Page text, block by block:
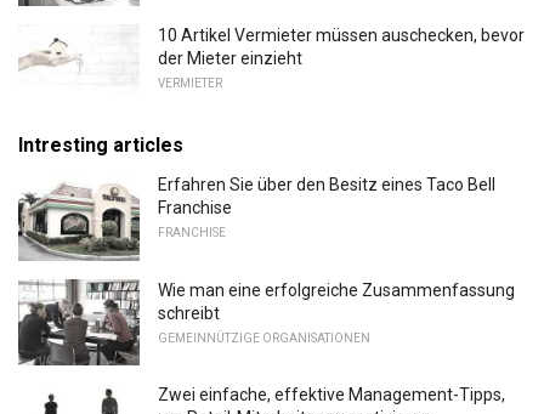
10 Artikel Vermieter müssen auschecken, bevor
der Mieter einzieht
VERMIETER
Intresting articles
Erfahren Sie über den Besitz eines Taco Bell
Franchise
FRANCHISE
Wie man eine erfolgreiche Zusammenfassung
schreibt
GEMEINNÜTZIGE ORGANISATIONEN
Zwei einfache, effektive Management-Tipps,